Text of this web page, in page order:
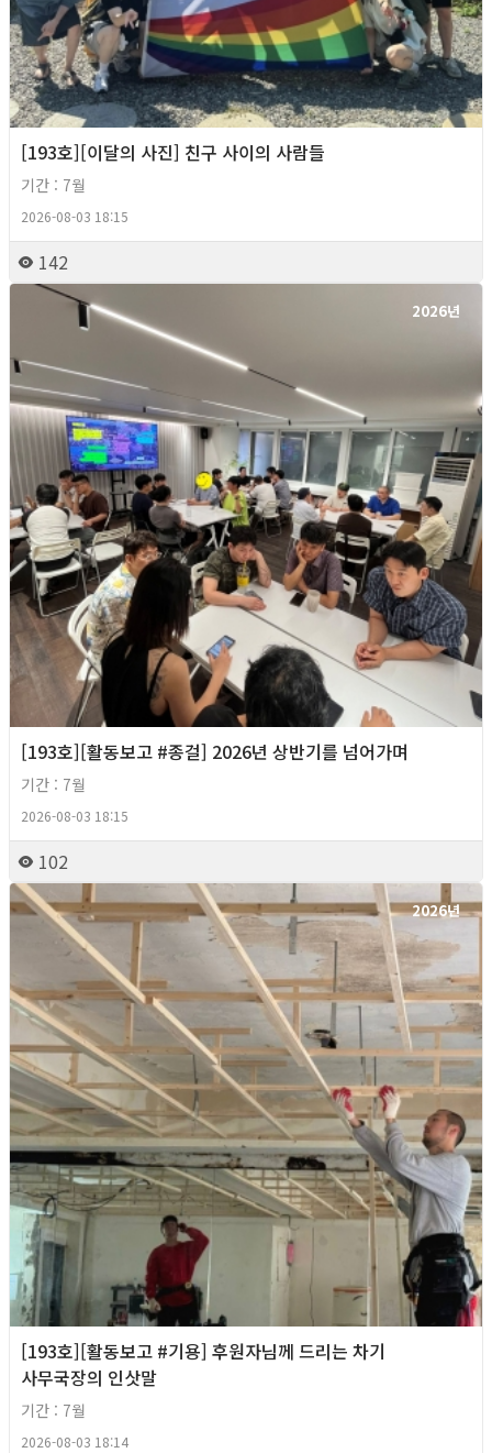
[193호][이달의 사진] 친구 사이의 사람들
기간 : 7월
2026-08-03 18:15
142
2026년
[193호][활동보고 #종걸] 2026년 상반기를 넘어가며
기간 : 7월
2026-08-03 18:15
102
2026년
[193호][활동보고 #기용] 후원자님께 드리는 차기
사무국장의 인삿말
기간 : 7월
2026-08-03 18:14